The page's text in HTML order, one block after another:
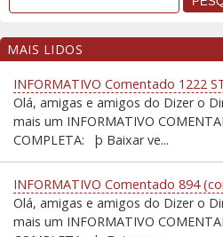
MAIS LIDOS
INFORMATIVO Comentado 1222
Olá, amigas e amigos do Dizer o
mais um INFORMATIVO
COMPLETA: þ Baixar ve...
INFORMATIVO Comentado 894
Olá, amigas e amigos do Dizer o
mais um INFORMATIVO